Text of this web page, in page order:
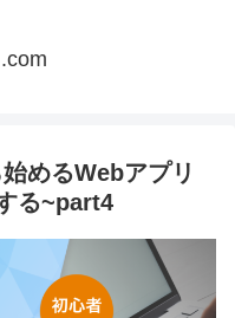
めるWebアプリ
る~part4